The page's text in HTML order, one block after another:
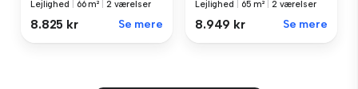
Lejlighed 66 m² 2 værelser
8.825 kr Se mere
Lejlighed 65 m² 2 værelser
8.949 kr Se mere